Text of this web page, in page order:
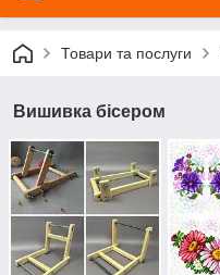
Товари та послуги
Вишивка бісером